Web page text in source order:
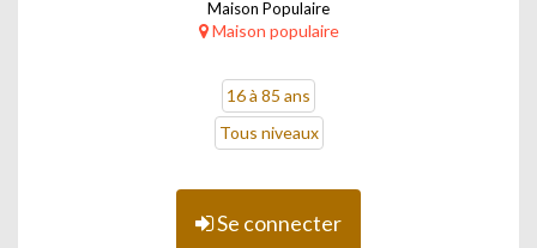
Maison Populaire
Maison populaire
16 à 85 ans
Tous niveaux
Se connecter